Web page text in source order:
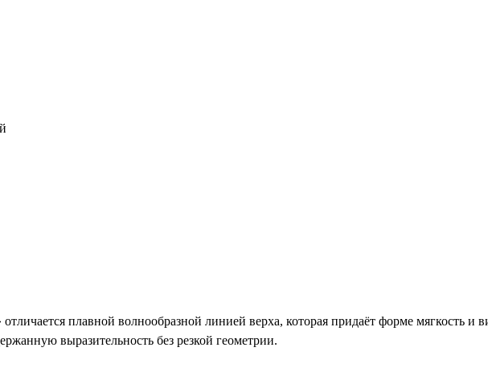
плавной волнообразной линией верха, которая придаёт форме мягкость и
выразительность без резкой геометрии.